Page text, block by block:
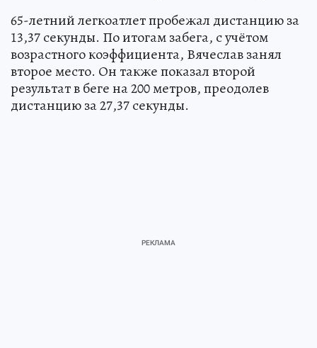
65-летний легкоатлет пробежал дистанцию за
13,37 секунды. По итогам забега, с учётом
возрастного коэффициента, Вячеслав занял
второе место. Он также показал второй
результат в беге на 200 метров, преодолев
дистанцию за 27,37 секунды.